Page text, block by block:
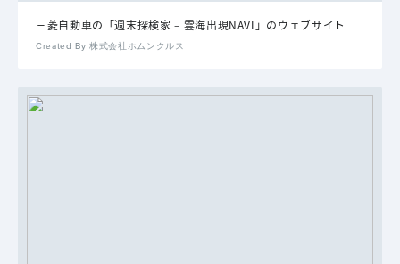
三菱自動車の「週末探検家 – 雲海出現NAVI」のウェブサイト
Created By 株式会社ホムンクルス